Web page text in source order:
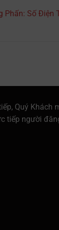
Phấn: Số Điện
Quý Khách
tiếp người